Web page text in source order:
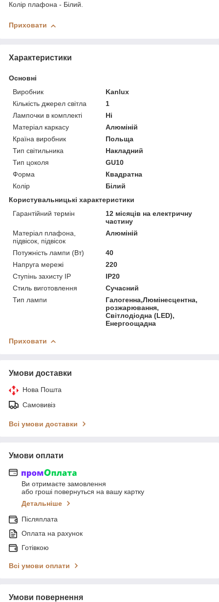
Колір плафона - Білий.
Приховати
Характеристики
Основні
Виробник
Kanlux
Кількість джерел світла
1
Лампочки в комплекті
Ні
Матеріал каркасу
Алюміній
Країна виробник
Польща
Тип світильника
Накладний
Тип цоколя
GU10
Форма
Квадратна
Колір
Білий
Користувальницькі характеристики
Гарантійний термін
12 місяців на електричну
частину
Матеріал плафона,
підвісок, підвісок
Алюміній
Потужність лампи (Вт)
40
Напруга мережі
220
Ступінь захисту IP
IP20
Стиль виготовлення
Сучасний
Тип лампи
Галогенна,Люмінесцентна,
розжарювання,
Світлодіодна (LED),
Енергоощадна
Приховати
Умови доставки
Нова Пошта
Самовивіз
Всі умови доставки
Умови оплати
Ви отримаєте замовлення
або гроші повернуться на вашу картку
Детальніше
Післяплата
Оплата на рахунок
Готівкою
Всі умови оплати
Умови повернення